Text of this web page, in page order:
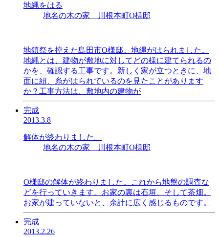
地縄をはる
地名の木の家 川根本町O様邸
地鎮祭を控えた島田市O様邸。地縄がはられました。
地縄とは、建物が敷地に対してどの様に建てられるの
かを、確認する工事です。新しく家が立つときに、地
面に紐、糸がはられているのを見たことがあります
か？工事方法は、敷地内の建物が
完成
2013.3.8
解体が終わりました。
地名の木の家 川根本町O様邸
O様邸の解体が終わりました。これから地盤の調査な
どを行っていきます。お家の裏は石垣、そして茶畑。
お家が建っていないと、余計に広く感じるものです。
完成
2013.2.26